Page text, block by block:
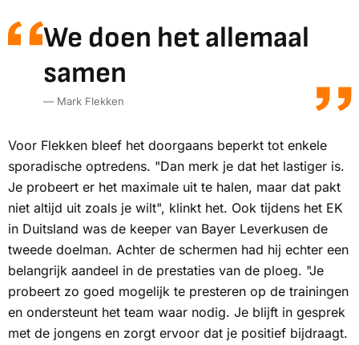
We doen het allemaal
samen
— Mark Flekken
Voor Flekken bleef het doorgaans beperkt tot enkele
sporadische optredens. "Dan merk je dat het lastiger is.
Je probeert er het maximale uit te halen, maar dat pakt
niet altijd uit zoals je wilt", klinkt het. Ook tijdens het EK
in Duitsland was de keeper van Bayer Leverkusen de
tweede doelman. Achter de schermen had hij echter een
belangrijk aandeel in de prestaties van de ploeg. "Je
probeert zo goed mogelijk te presteren op de trainingen
en ondersteunt het team waar nodig. Je blijft in gesprek
met de jongens en zorgt ervoor dat je positief bijdraagt.